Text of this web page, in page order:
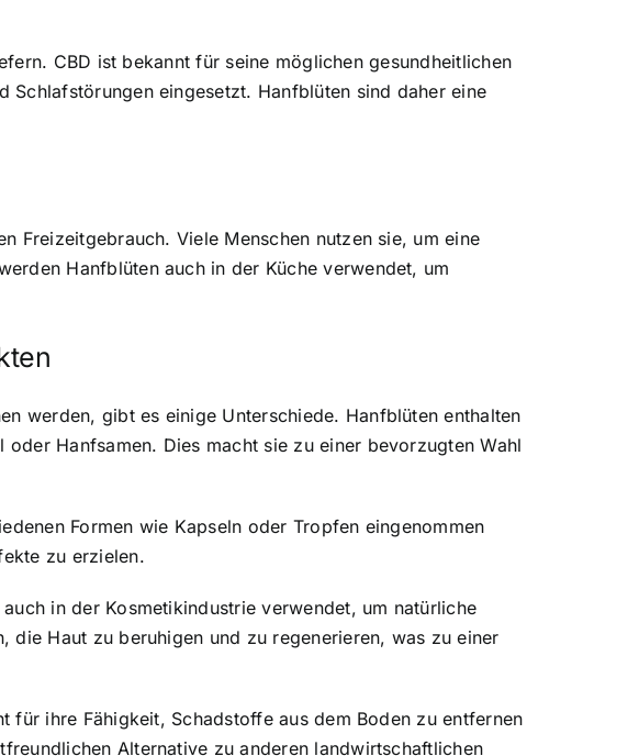
. CBD ist bekannt für seine möglichen gesundheitlichen
Schlafstörungen eingesetzt. Hanfblüten sind daher eine
Freizeitgebrauch. Viele Menschen nutzen sie, um eine
Hanfblüten auch in der Küche verwendet, um
werden, gibt es einige Unterschiede. Hanfblüten enthalten
Hanfsamen. Dies macht sie zu einer bevorzugten Wahl
Formen wie Kapseln oder Tropfen eingenommen
zu erzielen.
in der Kosmetikindustrie verwendet, um natürliche
die Haut zu beruhigen und zu regenerieren, was zu einer
ihre Fähigkeit, Schadstoffe aus dem Boden zu entfernen
Alternative zu anderen landwirtschaftlichen